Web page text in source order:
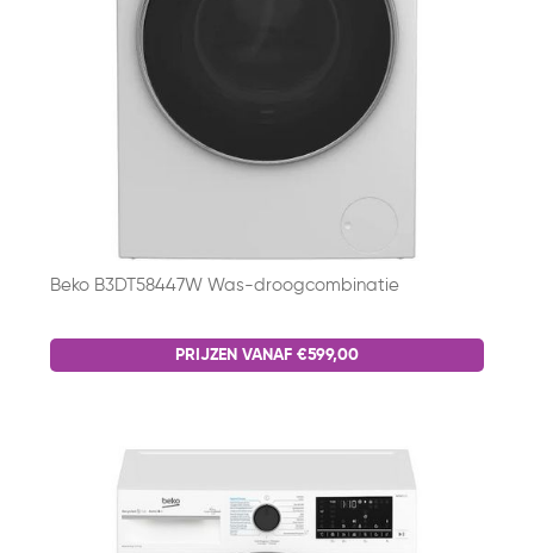
Beko B3DT58447W Was-droogcombinatie
PRIJZEN VANAF €599,00